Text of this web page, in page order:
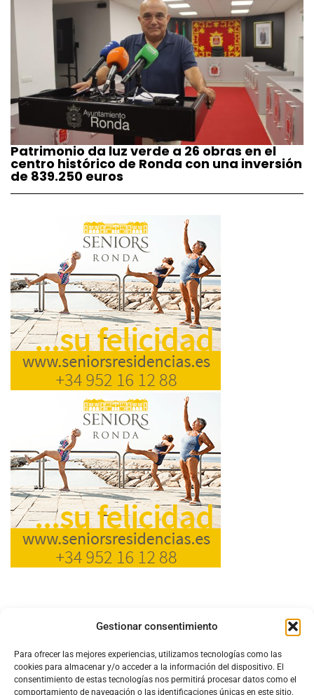
Gestionar consentimiento
Para ofrecer las mejores experiencias, utilizamos tecnologías como las
cookies para almacenar y/o acceder a la información del dispositivo. El
consentimiento de estas tecnologías nos permitirá procesar datos como el
comportamiento de navegación o las identificaciones únicas en este sitio.
Patrimonio da luz verde a 26 obras en el
centro histórico de Ronda con una inversión
de 839.250 euros